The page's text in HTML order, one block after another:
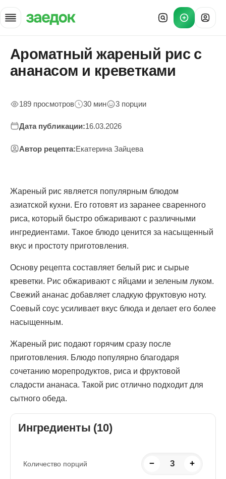
Главная
»
Рецепты
Ароматный жареный рис с
ананасом и креветками
189 просмотров 30 мин 3 порции
Дата публикации:16.03.2026
Автор рецепта:Екатерина Зайцева
Жареный рис является популярным блюдом
азиатской кухни. Его готовят из заранее сваренного
риса, который быстро обжаривают с различными
ингредиентами. Такое блюдо ценится за насыщенный
вкус и простоту приготовления.
Основу рецепта составляет белый рис и сырые
креветки. Рис обжаривают с яйцами и зеленым луком.
Свежий ананас добавляет сладкую фруктовую ноту.
Соевый соус усиливает вкус блюда и делает его более
насыщенным.
Жареный рис подают горячим сразу после
приготовления. Блюдо популярно благодаря
сочетанию морепродуктов, риса и фруктовой
сладости ананаса. Такой рис отлично подходит для
сытного обеда.
Ингредиенты (10)
Количество порций − 3 +